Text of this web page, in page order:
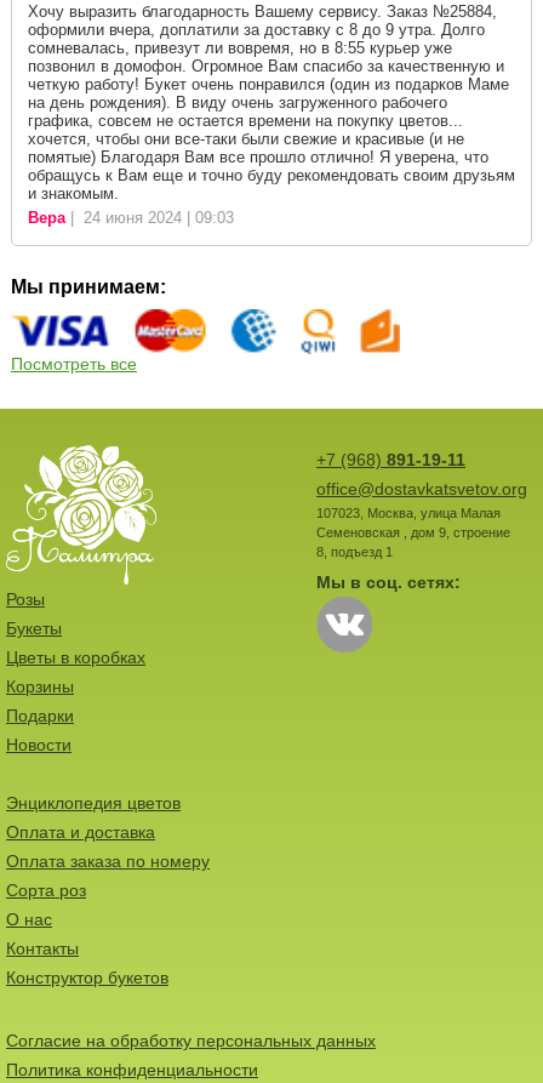
Хочу выразить благодарность Вашему сервису. Заказ №25884,
оформили вчера, доплатили за доставку с 8 до 9 утра. Долго
сомневалась, привезут ли вовремя, но в 8:55 курьер уже
позвонил в домофон. Огромное Вам спасибо за качественную и
четкую работу! Букет очень понравился (один из подарков Маме
на день рождения). В виду очень загруженного рабочего
графика, совсем не остается времени на покупку цветов...
хочется, чтобы они все-таки были свежие и красивые (и не
помятые) Благодаря Вам все прошло отлично! Я уверена, что
обращусь к Вам еще и точно буду рекомендовать своим друзьям
и знакомым.
Вера| 24 июня 2024 | 09:03
Мы принимаем:
Посмотреть все
+7 (968) 891-19-11
office@dostavkatsvetov.org
107023, Москва, улица Малая
Семеновская , дом 9, строение
8, подъезд 1
Мы в соц. сетях:
Розы
Букеты
Цветы в коробках
Корзины
Подарки
Новости
Энциклопедия цветов
Оплата и доставка
Оплата заказа по номеру
Сорта роз
О нас
Контакты
Конструктор букетов
Согласие на обработку персональных данных
Политика конфиденциальности